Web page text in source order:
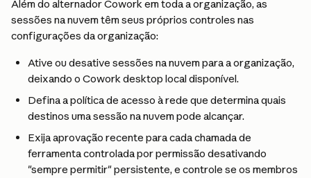
Além do alternador Cowork em toda a organização, as
sessões na nuvem têm seus próprios controles nas
configurações da organização:
Ative ou desative sessões na nuvem para a organização,
deixando o Cowork desktop local disponível.
Defina a política de acesso à rede que determina quais
destinos uma sessão na nuvem pode alcançar.
Exija aprovação recente para cada chamada de
ferramenta controlada por permissão desativando
"sempre permitir" persistente, e controle se os membros